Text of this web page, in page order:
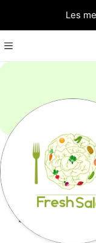
Les
Salades repas